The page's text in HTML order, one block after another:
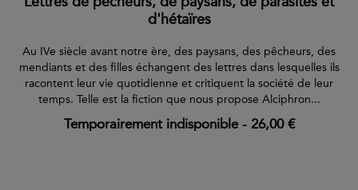
d'hétaïres
Au IVe siècle avant notre ère, des paysans, des pêcheurs, des
mendiants et des filles échangent des lettres dans lesquelles ils
racontent leur vie quotidienne et critiquent la société de leur
temps. Telle est la fiction que nous propose Alciphron...
Temporairement indisponible- 26,00 €